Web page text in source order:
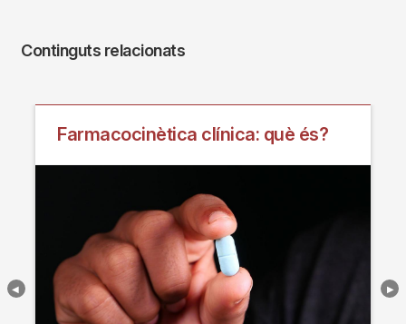
Continguts relacionats
Farmacocinètica clínica: què és?